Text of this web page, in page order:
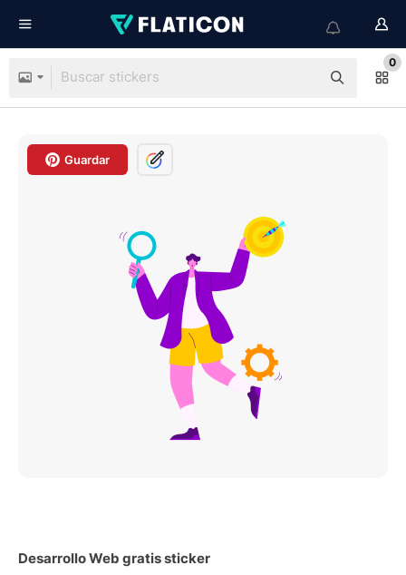
0
Guardar
Desarrollo Web gratis sticker